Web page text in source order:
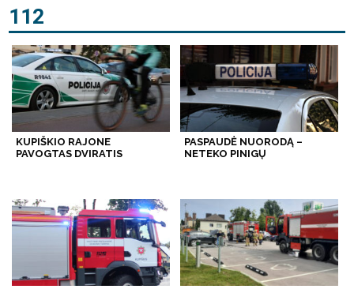
112
KUPIŠKIO RAJONE
PAVOGTAS DVIRATIS
PASPAUDĖ NUORODĄ –
NETEKO PINIGŲ